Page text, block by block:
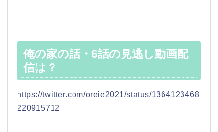
俺の家の話・6話の見逃し動画配
信は？
https://twitter.com/oreie2021/status/1364123468
220915712